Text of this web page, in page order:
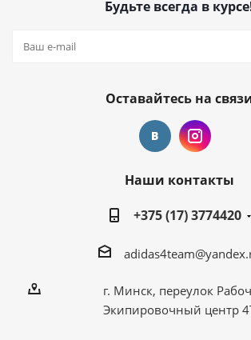
Будьте всегда в
Оставайтесь на
Наши контакты
+375 (17) 3774420
г. Минск, переулок
Экипировочный центр